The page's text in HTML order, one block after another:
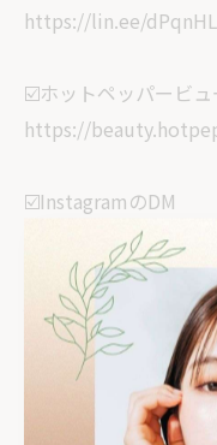
https://lin.ee/
☑️ホットペッパービュ
https://
☑️InstagramのDM
@revi_yuka_kirei
🏠サロン情報
栃木県塩谷郡高根沢町